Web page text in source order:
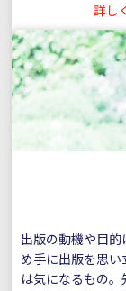
詳し
出版の動機や目
め手に出版を思
は気になるもの。